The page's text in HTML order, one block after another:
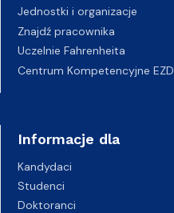
Jednostki i organizacje
Znajdź pracownika
Uczelnie Fahrenheita
Centrum Kompetencyjne EZD
Informacje dla
Kandydaci
Studenci
Doktoranci